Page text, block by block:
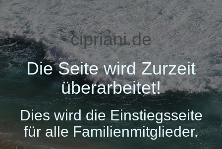
cipriani.de
Die Seite wird Zurzeit
überarbeitet!
Dies wird die Einstiegsseite
für alle Familienmitglieder.